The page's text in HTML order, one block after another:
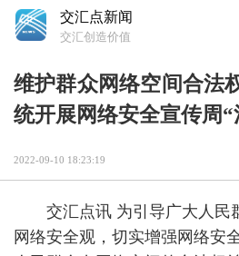
维护群众网络空间合法
统开展网络安全宣传周
2022-09-10 18:23:19
交汇点讯 为引导广大人民
网络安全观，切实增强网络安
交汇点新闻
交汇创造价值